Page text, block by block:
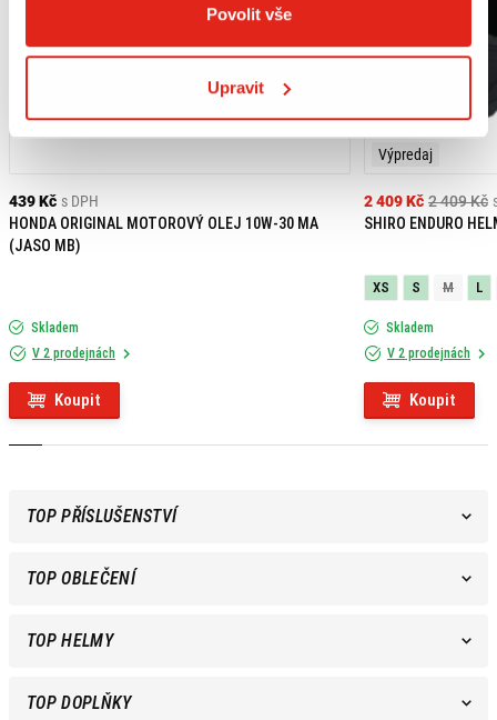
Povolit vše
Upravit
439 Kč s DPH
HONDA ORIGINAL MOTOROVÝ OLEJ 10W-30 MA
(JASO MB)
Skladem
V 2 prodejnách
Koupit
Výpredaj
2 409 Kč
2 409 Kč
SHIRO ENDURO
XS S M L
Skladem
V 2 prodejnách
Koupit
TOP PŘÍSLUŠENSTVÍ
TOP OBLEČENÍ
TOP HELMY
TOP DOPLŇKY